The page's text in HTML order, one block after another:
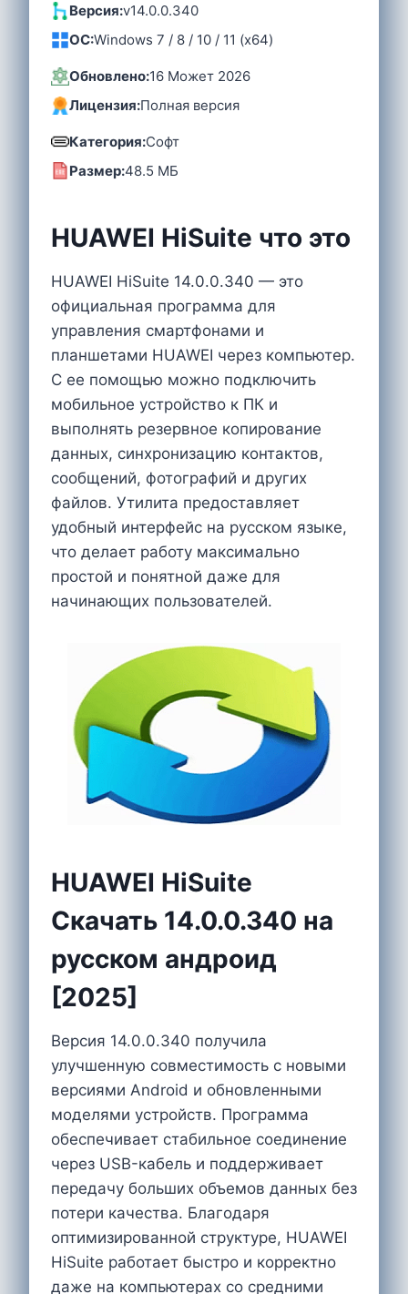
Версия:v14.0.0.340
OC:Windows 7 / 8 / 10 / 11 (x64)
Обновлено:16 Может 2026
Лицензия:Полная версия
Категория:Софт
Размер:48.5 MБ
HUAWEI HiSuite что это
HUAWEI HiSuite 14.0.0.340 — это
официальная программа для
управления смартфонами и
планшетами HUAWEI через компьютер.
С ее помощью можно подключить
мобильное устройство к ПК и
выполнять резервное копирование
данных, синхронизацию контактов,
сообщений, фотографий и других
файлов. Утилита предоставляет
удобный интерфейс на русском языке,
что делает работу максимально
простой и понятной даже для
начинающих пользователей.
HUAWEI HiSuite
Cкачать 14.0.0.340 на
русском андроид
[2025]
Версия 14.0.0.340 получила
улучшенную совместимость с новыми
версиями Android и обновленными
моделями устройств. Программа
обеспечивает стабильное соединение
через USB-кабель и поддерживает
передачу больших объемов данных без
потери качества. Благодаря
оптимизированной структуре, HUAWEI
HiSuite работает быстро и корректно
даже на компьютерах со средними